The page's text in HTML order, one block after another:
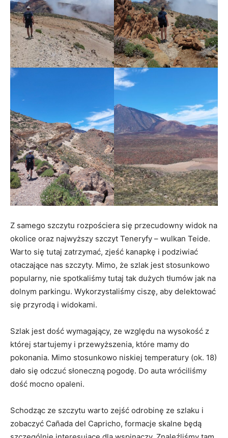
Z samego szczytu rozpościera się przecudowny widok na
okolice oraz najwyższy szczyt Teneryfy – wulkan Teide.
Warto się tutaj zatrzymać, zjeść kanapkę i podziwiać
otaczające nas szczyty. Mimo, że szlak jest stosunkowo
popularny, nie spotkaliśmy tutaj tak dużych tłumów jak na
dolnym parkingu. Wykorzystaliśmy ciszę, aby delektować
się przyrodą i widokami.
Szlak jest dość wymagający, ze względu na wysokość z
której startujemy i przewyższenia, które mamy do
pokonania. Mimo stosunkowo niskiej temperatury (ok. 18)
dało się odczuć słoneczną pogodę. Do auta wróciliśmy
dość mocno opaleni.
Schodząc ze szczytu warto zejść odrobinę ze szlaku i
zobaczyć Cañada del Capricho, formacje skalne będą